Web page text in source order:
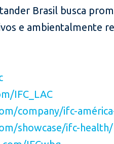
Brasil busca
e ambientalmente
IFC_LAC
company/ifc-
showcase/ifc-health/